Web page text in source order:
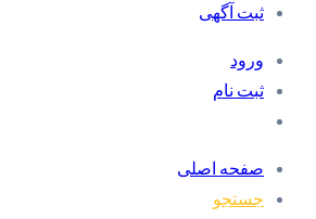
ثبت آگهی
ورود
ثبت نام
صفحه اصلی
جستجو